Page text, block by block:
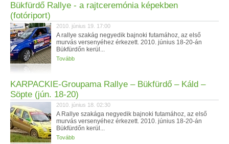
Bükfürdő Rallye - a rajtceremónia képekben
(fotóriport)
2010. június 19. 17:00
A rallye szakág negyedik bajnoki futamához, az első
murvás versenyéhez érkezett. 2010. június 18-20-án
Bükfürdőn kerül...
Tovább
KARPACKIE-Groupama Rallye – Bükfürdő – Káld –
Söpte (jún. 18-20)
2010. június 18. 02:30
A Rallye szakága negyedik bajnoki futamához, az első
murvás versenyéhez érkezett. 2010. június 18-20-án
Bükfürdőn kerül...
Tovább